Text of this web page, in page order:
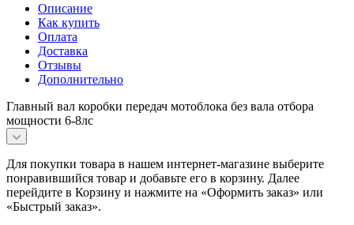
Описание
Как купить
Оплата
Доставка
Отзывы
Дополнительно
Главный вал коробки передач мотоблока без вала отбора
мощности 6-8лс
Для покупки товара в нашем интернет-магазине выберите
понравившийся товар и добавьте его в корзину. Далее
перейдите в Корзину и нажмите на «Оформить заказ» или
«Быстрый заказ».